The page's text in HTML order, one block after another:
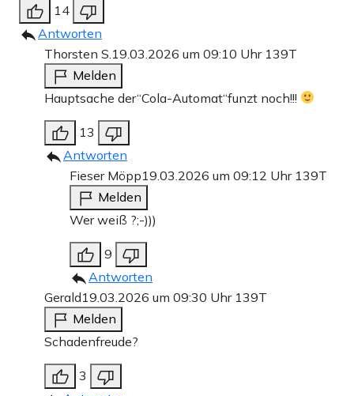
14
Antworten
Thorsten S. 19.03.2026 um 09:10 Uhr 139T
Melden
Hauptsache der“Cola-Automat“funzt noch!!!
13
Antworten
Fieser Möpp19.03.2026 um 09:12 Uhr 139T
Melden
Wer weiß ?;-)))
9
Antworten
Gerald19.03.2026 um 09:30 Uhr 139T
Melden
Schadenfreude?
3